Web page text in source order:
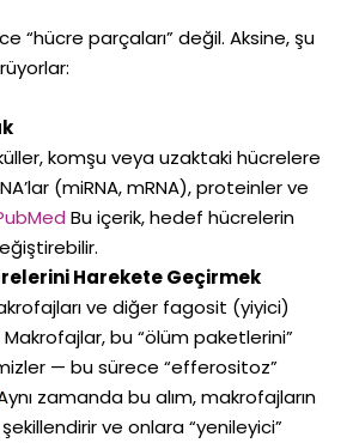
“hücre parçaları” değil. Aksine, şu
komşu veya uzaktaki hücrelere
(miRNA, mRNA), proteinler ve
Bu içerik, hedef hücrelerin
Harekete Geçirmek
ve diğer fagosit (yiyici)
bu “ölüm paketlerini”
— bu sürece “efferositoz”
zamanda bu alım, makrofajların
ve onlara “yenileyici”